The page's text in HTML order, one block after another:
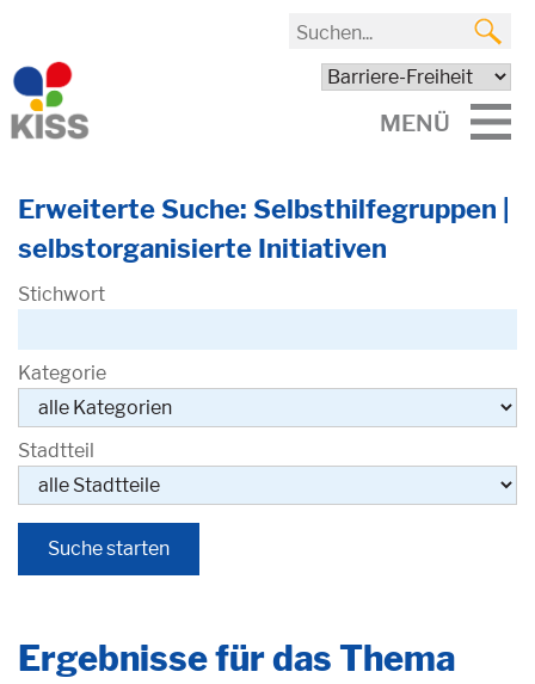
MENÜ
Erweiterte Suche: Selbsthilfegruppen |
selbstorganisierte Initiativen
Stichwort
Kategorie
Stadtteil
Ergebnisse für das Thema